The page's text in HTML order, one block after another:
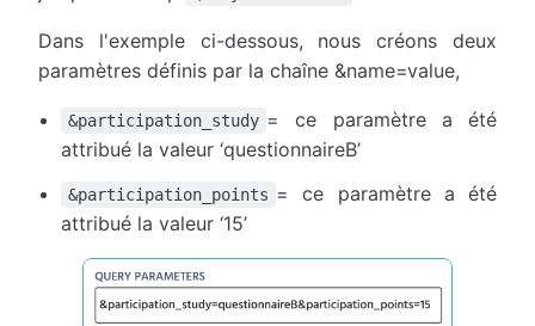
Dans l'exemple ci-dessous, nous créons deux
paramètres définis par la chaîne &name=value,
&participation_study = ce paramètre a été
attribué la valeur ‘questionnaireB’
&participation_points = ce paramètre a été
attribué la valeur ‘15’